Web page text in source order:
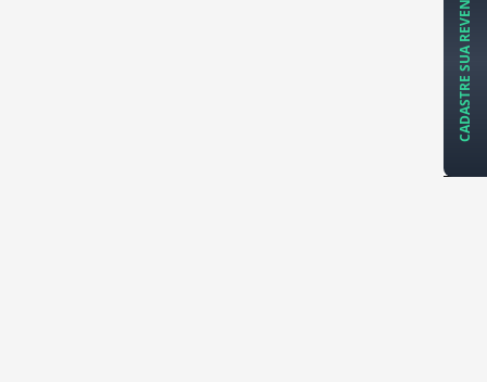
CADASTRE SUA REVENDA